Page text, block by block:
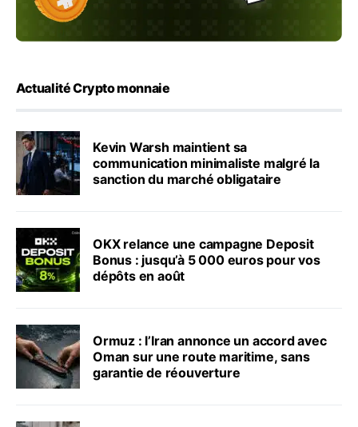
Actualité Crypto monnaie
Kevin Warsh maintient sa
communication minimaliste malgré la
sanction du marché obligataire
OKX relance une campagne Deposit
Bonus : jusqu’à 5 000 euros pour vos
dépôts en août
Ormuz : l’Iran annonce un accord avec
Oman sur une route maritime, sans
garantie de réouverture